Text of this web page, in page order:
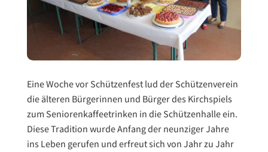
Eine Woche vor Schützenfest lud der Schützenverein
die älteren Bürgerinnen und Bürger des Kirchspiels
zum Seniorenkaffeetrinken in die Schützenhalle ein.
Diese Tradition wurde Anfang der neunziger Jahre
ins Leben gerufen und erfreut sich von Jahr zu Jahr